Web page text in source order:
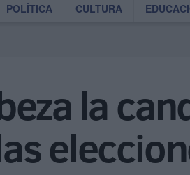
POLÍTICA CULTURA
la